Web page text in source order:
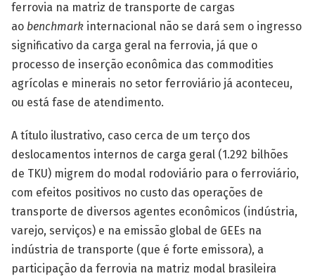
ferrovia na matriz de transporte de cargas
ao benchmark internacional não se dará sem o ingresso
significativo da carga geral na ferrovia, já que o
processo de inserção econômica das commodities
agrícolas e minerais no setor ferroviário já aconteceu,
ou está fase de atendimento.
A título ilustrativo, caso cerca de um terço dos
deslocamentos internos de carga geral (1.292 bilhões
de TKU) migrem do modal rodoviário para o ferroviário,
com efeitos positivos no custo das operações de
transporte de diversos agentes econômicos (indústria,
varejo, serviços) e na emissão global de GEEs na
indústria de transporte (que é forte emissora), a
participação da ferrovia na matriz modal brasileira